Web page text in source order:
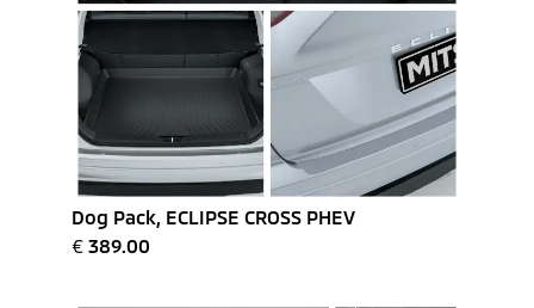
Dog Pack, ECLIPSE CROSS PHEV
€ 389.00